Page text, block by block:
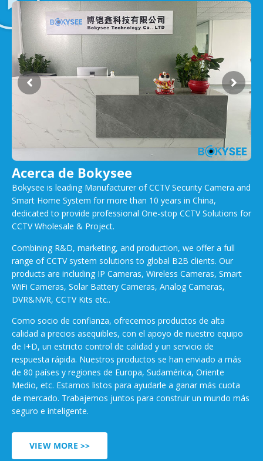
Acerca de Bokysee
Bokysee is leading Manufacturer of CCTV Security Camera and
Smart Home System for more than 10 years in China,
dedicated to provide professional One-stop CCTV Solutions for
CCTV Wholesale & Project.
Combining R&D, marketing, and production, we offer a full
range of CCTV system solutions to global B2B clients. Our
products are including IP Cameras, Wireless Cameras, Smart
WiFi Cameras, Solar Battery Cameras, Analog Cameras,
DVR&NVR, CCTV Kits etc..
Como socio de confianza, ofrecemos productos de alta
calidad a precios asequibles, con el apoyo de nuestro equipo
de I+D, un estricto control de calidad y un servicio de
respuesta rápida. Nuestros productos se han enviado a más
de 80 países y regiones de Europa, Sudamérica, Oriente
Medio, etc. Estamos listos para ayudarle a ganar más cuota
de mercado. Trabajemos juntos para construir un mundo más
seguro e inteligente.
VIEW MORE >>